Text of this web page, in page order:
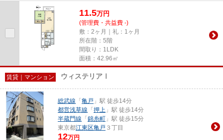
11.5万円
(管理費・共益費 -)
敷：2ヶ月｜礼：1ヶ月
所在階：5階
間取り：1LDK
面積：42.96㎡
賃貸｜マンション ウィステリアⅠ
総武線 「 亀戸 」駅 徒歩14分
都営浅草線 「 押上 」駅 徒歩14分
半蔵門線 「 錦糸町 」駅 徒歩15分
東京都江東区亀戸 ３丁目
12万円